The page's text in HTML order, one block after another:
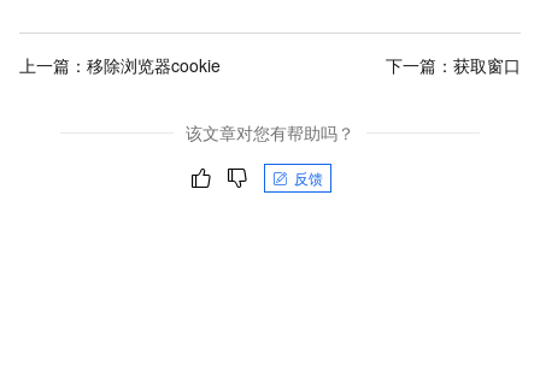
上一篇： 移除浏览器cookie 下一篇： 获取窗口
该文章对您有帮助吗？
反馈